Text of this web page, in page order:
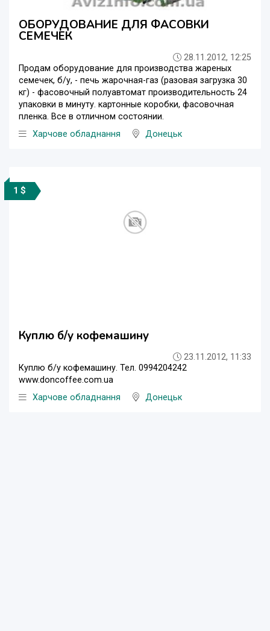
ОБОРУДОВАНИЕ ДЛЯ ФАСОВКИ
СЕМЕЧЕК
28.11.2012, 12:25
Продам оборудование для производства жареных
семечек, б/у, - печь жарочная-газ (разовая загрузка 30
кг) - фасовочный полуавтомат производительность 24
упаковки в минуту. картонные коробки, фасовочная
пленка. Все в отличном состоянии.
Харчове обладнання
Донецьк
1 $
Куплю б/у кофемашину
23.11.2012, 11:33
Куплю б/у кофемашину. Тел. 0994204242
www.doncoffee.com.ua
Харчове обладнання
Донецьк